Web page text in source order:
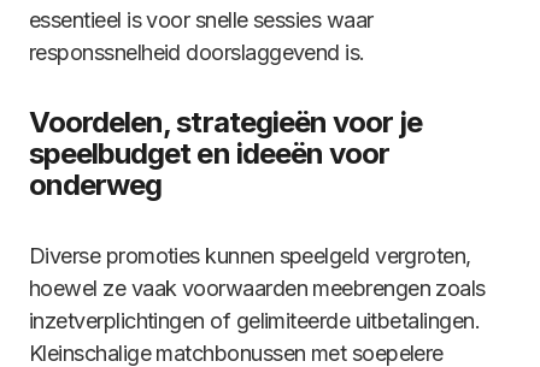
essentieel is voor snelle sessies waar
responssnelheid doorslaggevend is.
Voordelen, strategieën voor je
speelbudget en ideeën voor
onderweg
Diverse promoties kunnen speelgeld vergroten,
hoewel ze vaak voorwaarden meebrengen zoals
inzetverplichtingen of gelimiteerde uitbetalingen.
Kleinschalige matchbonussen met soepelere